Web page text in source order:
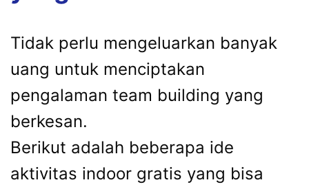
Tidak perlu mengeluarkan banyak
uang untuk menciptakan
pengalaman team building yang
berkesan.
Berikut adalah beberapa ide
aktivitas indoor gratis yang bisa